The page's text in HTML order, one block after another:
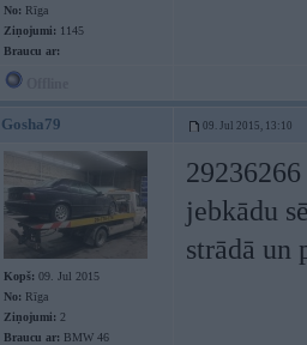
No: Rīga
Ziņojumi: 1145
Braucu ar:
Gosha79 09. Jul 2015, 13:10
Kopš: 09. Jul 2015
No: Rīga
Ziņojumi: 2
Braucu ar: BMW 46
jebkādu
strādā un